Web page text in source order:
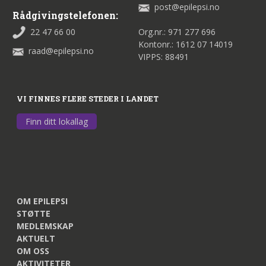
Rådgivingstelefonen:
22 47 66 00
raad@epilepsi.no
post@epilepsi.no
Org.nr.: 971 277 696
Kontonr.: 1612 07 14019
VIPPS: 88491
VI FINNES FLERE STEDER I LANDET
Finn ditt lokallag
OM EPILEPSI
STØTTE
MEDLEMSKAP
AKTUELT
OM OSS
AKTIVITETER